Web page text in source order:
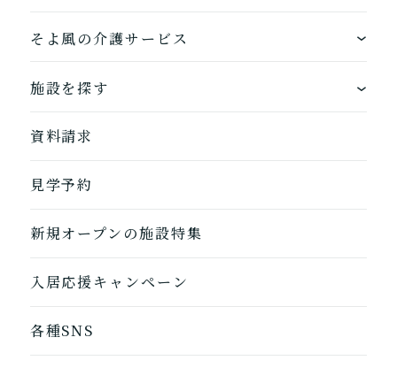
そよ風の介護サービス一覧へ
ワンストップサービス
お客様に選ばれるできたてのお食事
そよ風の介護サービス
ホームに入居する
自宅から通う
自宅に来てもらう
施設を探す
地図から探す
自宅から通う/来てもらう
資料請求
見学予約
新規オープンの施設特集
入居応援キャンペーン
各種SNS